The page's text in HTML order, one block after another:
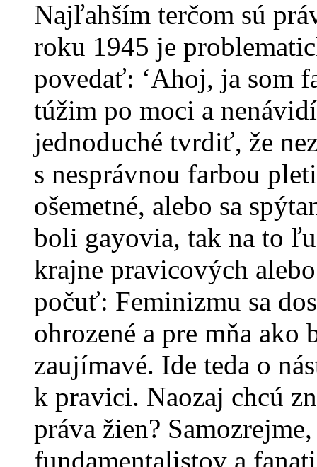
Najľahším terčom sú
roku 1945 je
povedať: ‘Ahoj, ja som
túžim po moci a
jednoduché tvrdiť, že
s nesprávnou farbou
ošemetné, alebo sa
boli gayovia, tak na to
krajne pravicových
počuť: Feminizmu sa
ohrozené a pre mňa
zaujímavé. Ide teda o
k pravici. Naozaj chcú
práva žien?
fundamentalistov a